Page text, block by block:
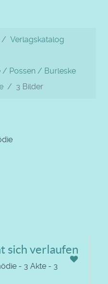
Verlagskatalog
/ Possen / Burleske
3 Bilder
sich verlaufen
- 3 Akte - 3